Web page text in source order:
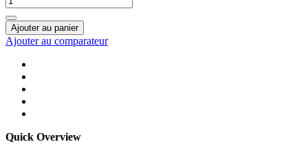
Ajouter au panier
Ajouter au comparateur
Quick Overview